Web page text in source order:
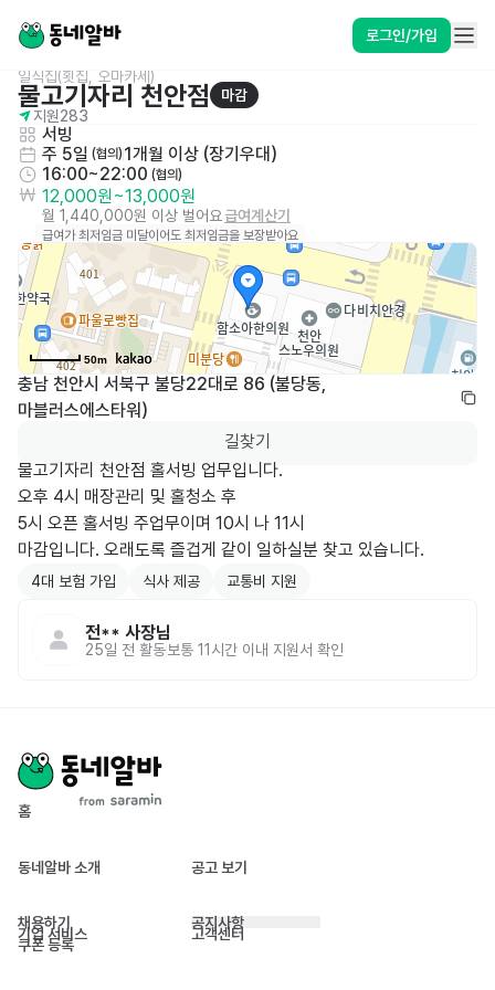
로그인/가입
일식집(횟집, 오마카세)
물고기자리 천안점
마감
지원283
서빙
주 5일 (협의) 1개월 이상 (장기우대)
16:00~22:00 (협의)
12,000원~13,000원
월 1,440,000원 이상 벌어요급여계산기
급여가 최저임금 미달이어도 최저임금을 보장받아요
50m
충남 천안시 서북구 불당22대로 86 (불당동,
마블러스에스타워)
길찾기
물고기자리 천안점 홀서빙 업무입니다.
오후 4시 매장관리 및 홀청소 후
5시 오픈 홀서빙 주업무이며 10시 나 11시
마감입니다. 오래도록 즐겁게 같이 일하실분 찾고 있습니다.
4대 보험 가입 식사 제공 교통비 지원
전** 사장님
25일 전 활동보통 11시간 이내 지원서 확인
홈
동네알바 소개 공고 보기
채용하기
기업 서비스
쿠폰 등록
공지사항
고객센터